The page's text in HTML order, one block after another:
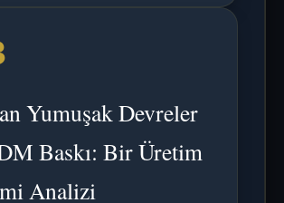
karakterizasyonu.
Yumuşak Devreler
Baskı: Bir Üretim
Analizi